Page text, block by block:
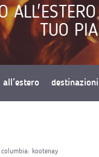
TUO
kootenay